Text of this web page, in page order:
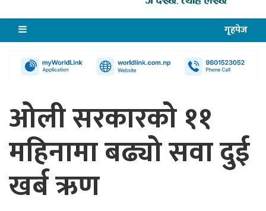
गृहपेज
ओली सरकारको ११
महिनामा बढ्यो सवा दुई
खर्ब ऋण